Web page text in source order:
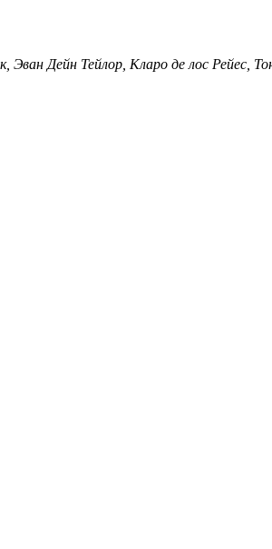
Дейн Тейлор, Кларо де лос Рейес,